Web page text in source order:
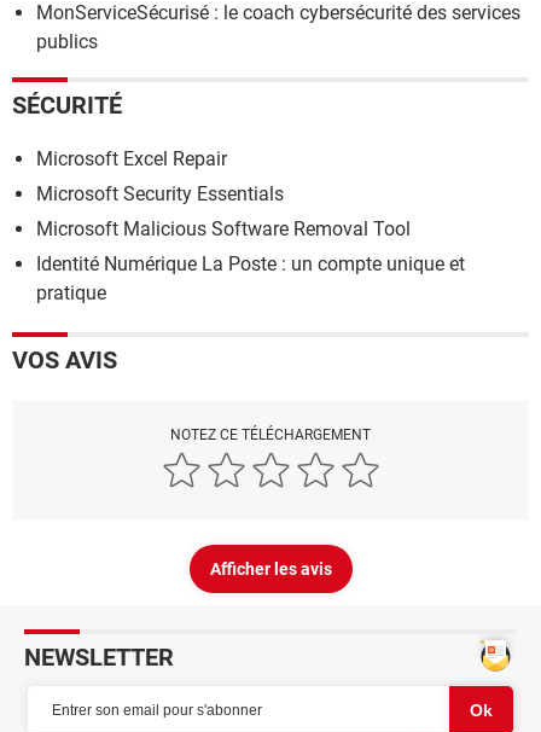
MonServiceSécurisé : le coach cybersécurité des services
publics
SÉCURITÉ
Microsoft Excel Repair
Microsoft Security Essentials
Microsoft Malicious Software Removal Tool
Identité Numérique La Poste : un compte unique et
pratique
VOS AVIS
NOTEZ CE TÉLÉCHARGEMENT
Afficher les avis
NEWSLETTER